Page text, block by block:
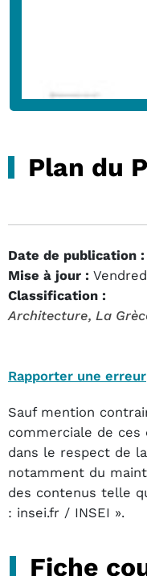
Plan du
Date de publication :
Mise à jour :
Classification :
Architecture, La
Rapporter une erreur
Sauf mention
commerciale de
dans le respect de
notamment du
des contenus telle
: insei.fr / INSEI ».
Fiche